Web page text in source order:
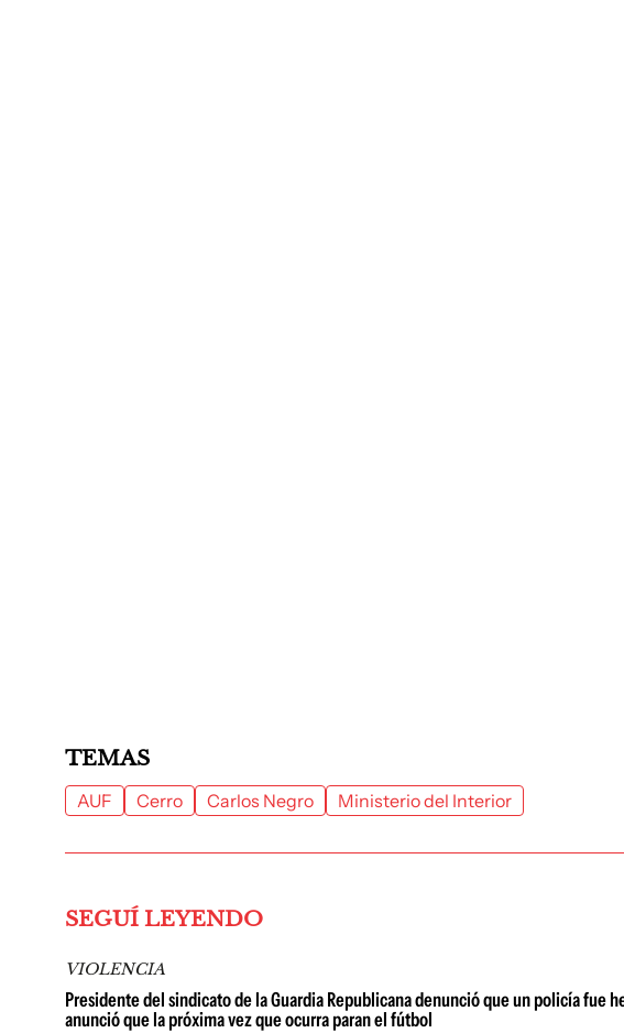
TEMAS
AUF Cerro Carlos Negro Ministerio del Interior
SEGUÍ LEYENDO
VIOLENCIA
Presidente del sindicato de la Guardia Republicana denunció que un policía fue
anunció que la próxima vez que ocurra paran el fútbol